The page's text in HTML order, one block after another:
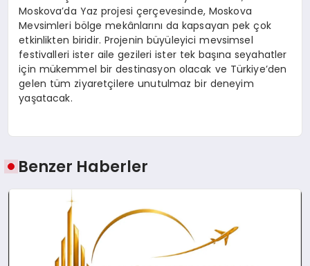
Moskova’da Yaz projesi çerçevesinde, Moskova
Mevsimleri bölge mekânlarını da kapsayan pek çok
etkinlikten biridir. Projenin büyüleyici mevsimsel
festivalleri ister aile gezileri ister tek başına seyahatler
için mükemmel bir destinasyon olacak ve Türkiye’den
gelen tüm ziyaretçilere unutulmaz bir deneyim
yaşatacak.
Benzer Haberler